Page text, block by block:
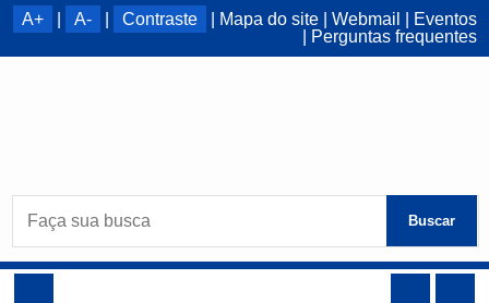
A+ A- Contraste Mapa do site| Webmail
Eventos
Perguntas frequentes
Buscar